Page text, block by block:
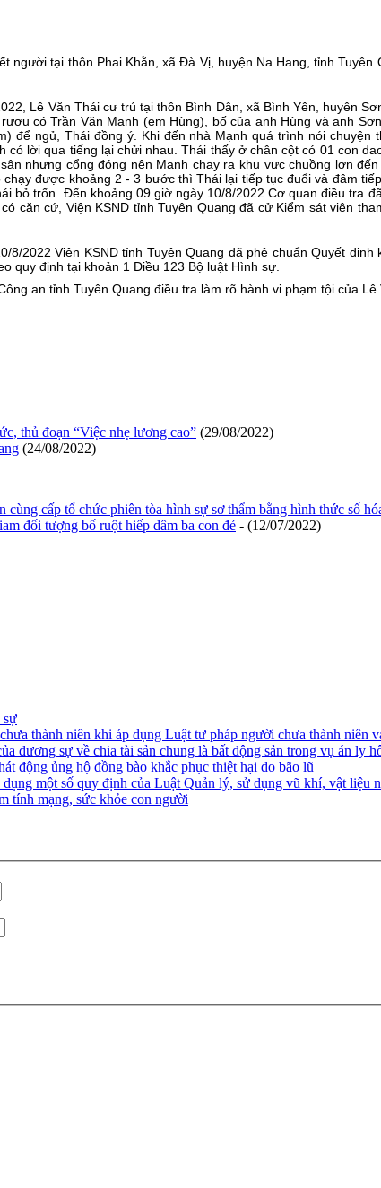
tại thôn Phai Khằn, xã Đà Vị, huyện Na Hang, tỉnh Tuyên
Lê Văn Thái cư trú tại thôn Bình Dân, xã Bình Yên, huyên
có Trần Văn Mạnh (em Hùng), bố của anh Hùng và anh
để ngủ, Thái đồng ý. Khi đến nhà Mạnh quá trình nói
lời qua tiếng lại chửi nhau. Thái thấy ở chân cột có 01 con
nhưng cổng đóng nên Mạnh chạy ra khu vực chuồng lợn
được khoảng 2 - 3 bước thì Thái lại tiếp tục đuổi và đâm
bỏ trốn. Đến khoảng 09 giờ ngày 10/8/2022 Cơ quan điều tra
căn cứ, Viện KSND tỉnh Tuyên Quang đã cử Kiểm sát viên
Viện KSND tỉnh Tuyên Quang đã phê chuẩn Quyết
quy định tại khoản 1 Điều 123 Bộ luật Hình sự.
an tỉnh Tuyên Quang điều tra làm rõ hành vi phạm tội của Lê
thủ đoạn “Việc nhẹ lương cao” (29/08/2022)
(24/08/2022)
cấp tổ chức phiên tòa hình sự sơ thẩm bằng hình thức số
đối tượng bố ruột hiếp dâm ba con đẻ - (12/07/2022)
sự
thành niên khi áp dụng Luật tư pháp người chưa thành niên
đương sự về chia tài sản chung là bất động sản trong vụ án ly
động ủng hộ đồng bào khắc phục thiệt hại do bão lũ
một số quy định của Luật Quản lý, sử dụng vũ khí, vật
tính mạng, sức khỏe con người